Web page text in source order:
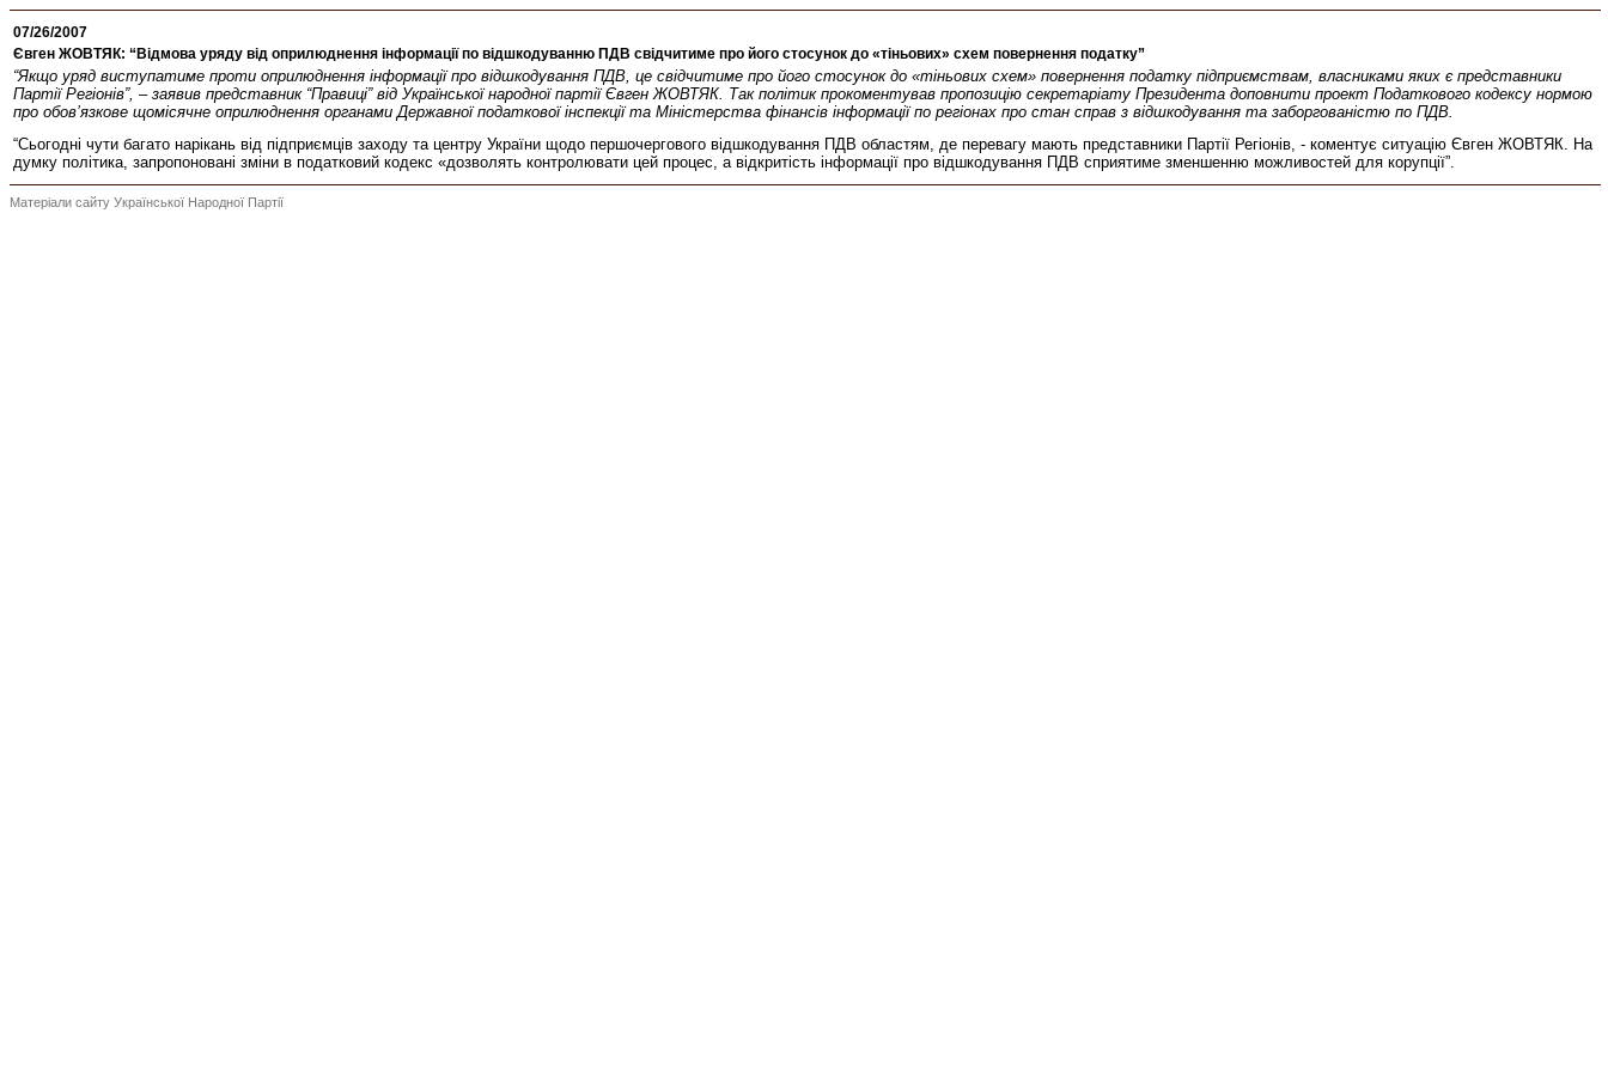
07/26/2007
Євген ЖОВТЯК: “Відмова уряду від оприлюднення інформації по відшкодуванню ПДВ свідчитиме про його стосунок до «тіньових» схем повернення податку”
“Якщо уряд виступатиме проти оприлюднення інформації про відшкодування ПДВ, це свідчитиме про його стосунок до «тіньових схем» повернення податку підприємствам, власниками яких є представники
Партії Регіонів”, – заявив представник “Правиці” від Української народної партії Євген ЖОВТЯК. Так політик прокоментував пропозицію секретаріату Президента доповнити проект Податкового кодексу нормою
про обов’язкове щомісячне оприлюднення органами Державної податкової інспекції та Міністерства фінансів інформації по регіонах про стан справ з відшкодування та заборгованістю по ПДВ.
“Сьогодні чути багато нарікань від підприємців заходу та центру України щодо першочергового відшкодування ПДВ областям, де перевагу мають представники Партії Регіонів, - коментує ситуацію Євген ЖОВТЯК. На
думку політика, запропоновані зміни в податковий кодекс «дозволять контролювати цей процес, а відкритість інформації про відшкодування ПДВ сприятиме зменшенню можливостей для корупції”.
Матеріали сайту Української Народної Партії